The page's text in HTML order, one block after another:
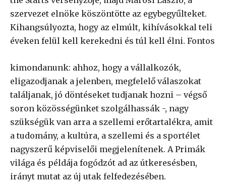
szervezet elnöke köszöntötte az egybegyűlteket.
Kihangsúlyozta, hogy az elmúlt, kihívásokkal teli
éveken felül kell kerekedni és túl kell élni. Fontos
kimondanunk: ahhoz, hogy a vállalkozók,
eligazodjanak a jelenben, megfelelő válaszokat
találjanak, jó döntéseket tudjanak hozni – végső
soron közösségünket szolgálhassák -, nagy
szükségük van arra a szellemi erőtartalékra, amit
a tudomány, a kultúra, a szellemi és a sportélet
nagyszerű képviselői megjelenítenek. A Primák
világa és példája fogódzót ad az útkeresésben,
irányt mutat az új utak felfedezésében.